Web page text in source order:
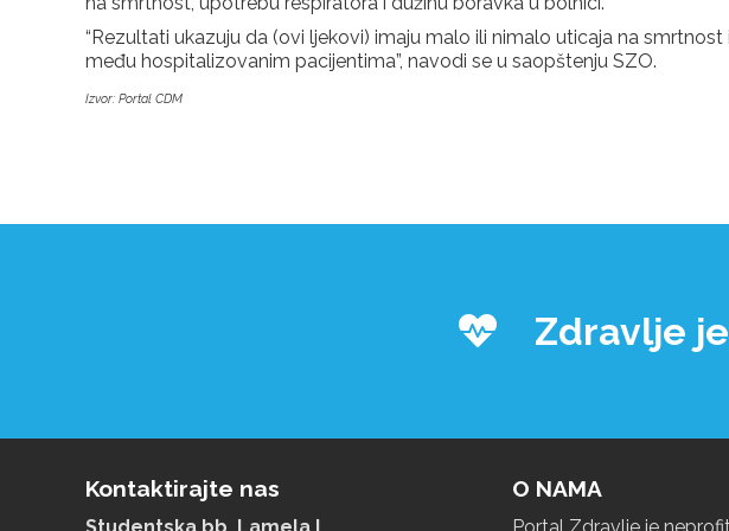
“Rezultati ukazuju da (ovi ljekovi) imaju malo ili nimalo uticaja na
među hospitalizovanim pacijentima”, navodi se u saopštenju SZO.
Izvor: Portal CDM
Zdravlje
Kontaktirajte nas O NAMA